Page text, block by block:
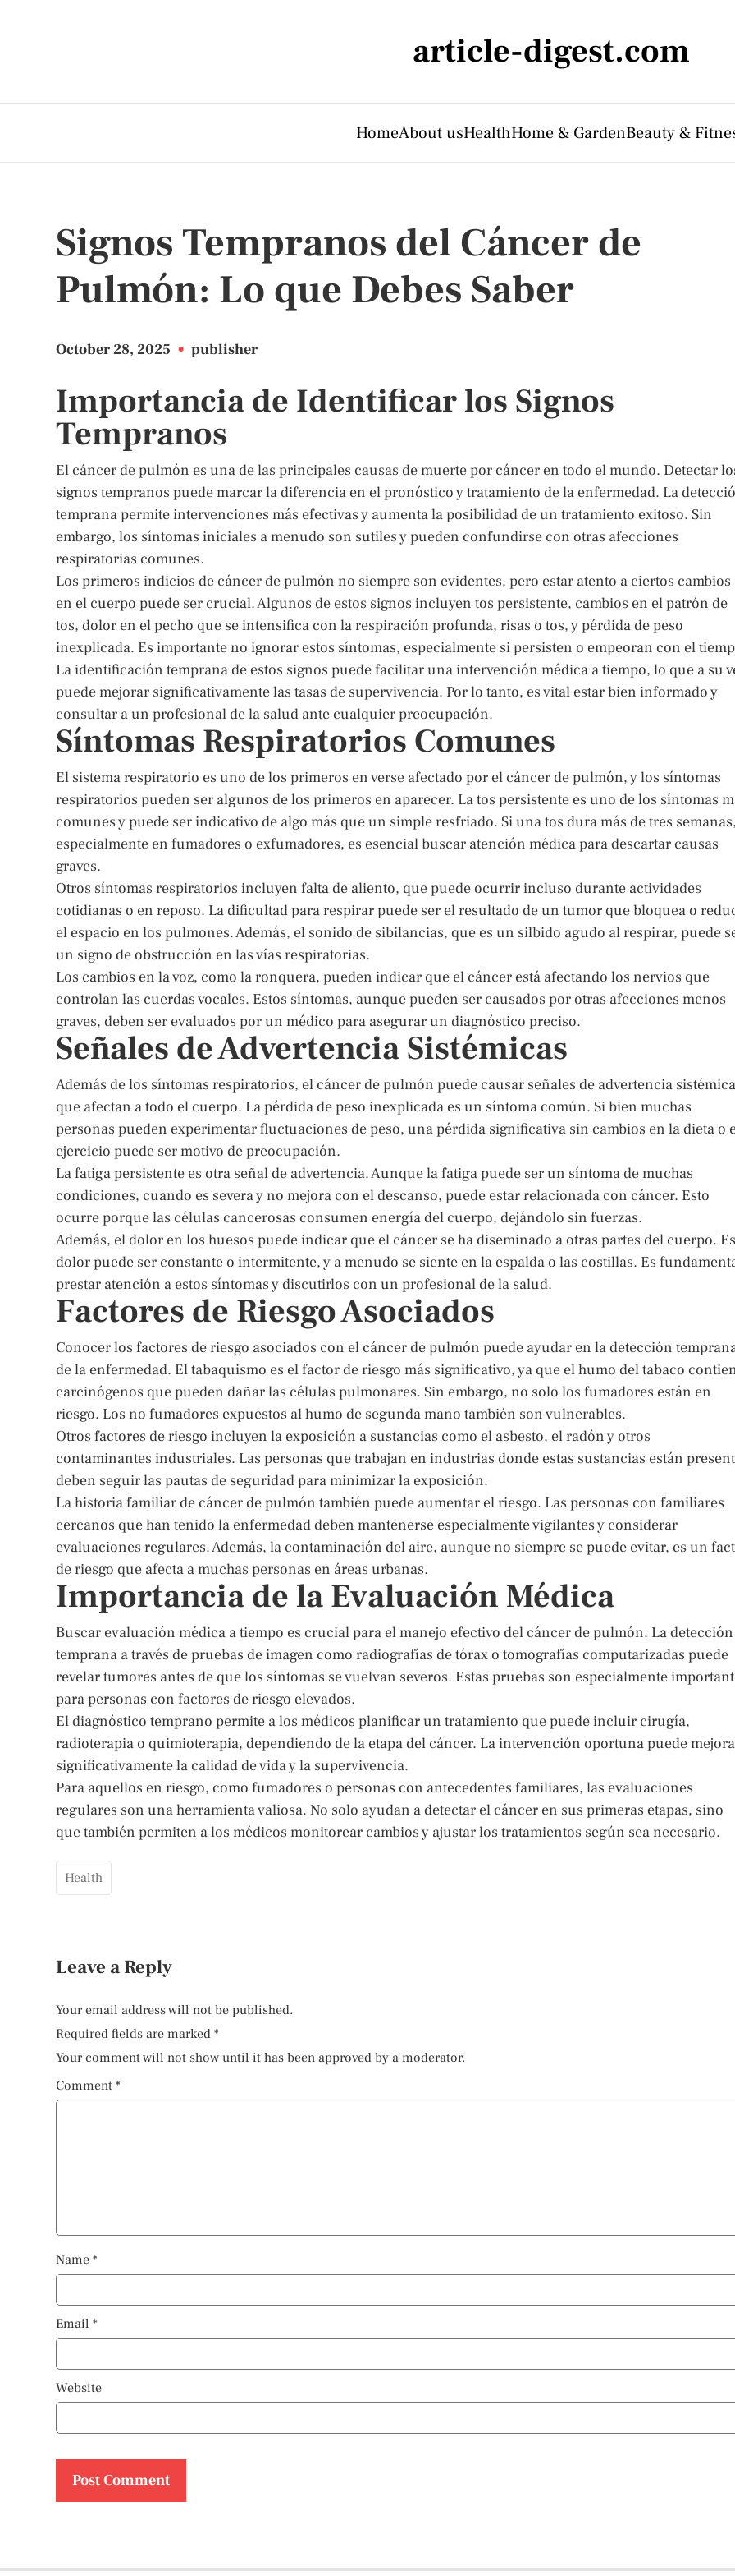
article-digest.com
HomeAbout usHealthHome & GardenBeauty &
Signos Tempranos del Cáncer de
Pulmón: Lo que Debes Saber
October 28, 2025 • publisher
Importancia de Identificar los Signos
Tempranos
El cáncer de pulmón es una de las principales causas de muerte por cáncer en todo el mundo. Detectar
signos tempranos puede marcar la diferencia en el pronóstico y tratamiento de la enfermedad. La
temprana permite intervenciones más efectivas y aumenta la posibilidad de un tratamiento exitoso. Sin
embargo, los síntomas iniciales a menudo son sutiles y pueden confundirse con otras afecciones
respiratorias comunes.
Los primeros indicios de cáncer de pulmón no siempre son evidentes, pero estar atento a ciertos cambios
en el cuerpo puede ser crucial. Algunos de estos signos incluyen tos persistente, cambios en el patrón de
tos, dolor en el pecho que se intensifica con la respiración profunda, risas o tos, y pérdida de peso
inexplicada. Es importante no ignorar estos síntomas, especialmente si persisten o empeoran con el
La identificación temprana de estos signos puede facilitar una intervención médica a tiempo, lo que a su
puede mejorar significativamente las tasas de supervivencia. Por lo tanto, es vital estar bien informado y
consultar a un profesional de la salud ante cualquier preocupación.
Síntomas Respiratorios Comunes
El sistema respiratorio es uno de los primeros en verse afectado por el cáncer de pulmón, y los síntomas
respiratorios pueden ser algunos de los primeros en aparecer. La tos persistente es uno de los síntomas
comunes y puede ser indicativo de algo más que un simple resfriado. Si una tos dura más de tres semanas,
especialmente en fumadores o exfumadores, es esencial buscar atención médica para descartar causas
graves.
Otros síntomas respiratorios incluyen falta de aliento, que puede ocurrir incluso durante actividades
cotidianas o en reposo. La dificultad para respirar puede ser el resultado de un tumor que bloquea o
el espacio en los pulmones. Además, el sonido de sibilancias, que es un silbido agudo al respirar, puede
un signo de obstrucción en las vías respiratorias.
Los cambios en la voz, como la ronquera, pueden indicar que el cáncer está afectando los nervios que
controlan las cuerdas vocales. Estos síntomas, aunque pueden ser causados por otras afecciones menos
graves, deben ser evaluados por un médico para asegurar un diagnóstico preciso.
Señales de Advertencia Sistémicas
Además de los síntomas respiratorios, el cáncer de pulmón puede causar señales de advertencia
que afectan a todo el cuerpo. La pérdida de peso inexplicada es un síntoma común. Si bien muchas
personas pueden experimentar fluctuaciones de peso, una pérdida significativa sin cambios en la dieta o
ejercicio puede ser motivo de preocupación.
La fatiga persistente es otra señal de advertencia. Aunque la fatiga puede ser un síntoma de muchas
condiciones, cuando es severa y no mejora con el descanso, puede estar relacionada con cáncer. Esto
ocurre porque las células cancerosas consumen energía del cuerpo, dejándolo sin fuerzas.
Además, el dolor en los huesos puede indicar que el cáncer se ha diseminado a otras partes del cuerpo.
dolor puede ser constante o intermitente, y a menudo se siente en la espalda o las costillas. Es
prestar atención a estos síntomas y discutirlos con un profesional de la salud.
Factores de Riesgo Asociados
Conocer los factores de riesgo asociados con el cáncer de pulmón puede ayudar en la detección
de la enfermedad. El tabaquismo es el factor de riesgo más significativo, ya que el humo del tabaco
carcinógenos que pueden dañar las células pulmonares. Sin embargo, no solo los fumadores están en
riesgo. Los no fumadores expuestos al humo de segunda mano también son vulnerables.
Otros factores de riesgo incluyen la exposición a sustancias como el asbesto, el radón y otros
contaminantes industriales. Las personas que trabajan en industrias donde estas sustancias están
deben seguir las pautas de seguridad para minimizar la exposición.
La historia familiar de cáncer de pulmón también puede aumentar el riesgo. Las personas con familiares
cercanos que han tenido la enfermedad deben mantenerse especialmente vigilantes y considerar
evaluaciones regulares. Además, la contaminación del aire, aunque no siempre se puede evitar, es un
de riesgo que afecta a muchas personas en áreas urbanas.
Importancia de la Evaluación Médica
Buscar evaluación médica a tiempo es crucial para el manejo efectivo del cáncer de pulmón. La detección
temprana a través de pruebas de imagen como radiografías de tórax o tomografías computarizadas puede
revelar tumores antes de que los síntomas se vuelvan severos. Estas pruebas son especialmente
para personas con factores de riesgo elevados.
El diagnóstico temprano permite a los médicos planificar un tratamiento que puede incluir cirugía,
radioterapia o quimioterapia, dependiendo de la etapa del cáncer. La intervención oportuna puede
significativamente la calidad de vida y la supervivencia.
Para aquellos en riesgo, como fumadores o personas con antecedentes familiares, las evaluaciones
regulares son una herramienta valiosa. No solo ayudan a detectar el cáncer en sus primeras etapas, sino
que también permiten a los médicos monitorear cambios y ajustar los tratamientos según sea necesario.
Health
Leave a Reply
Your email address will not be published.
Required fields are marked *
Your comment will not show until it has been approved by a moderator.
Comment *
Name *
Email *
Website